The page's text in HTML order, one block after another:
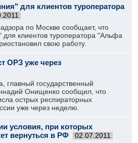
для клиентов туроператора
по Москве сообщает, что
для клиентов туроператора "Альфа
свою работу.
ОРЗ уже через
главный государственный
Онищенко сообщил, что
острых респираторных
уже через неделю.
условия, при которых
вернуться в РФ
02.07.2011